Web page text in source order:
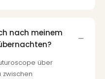
nach meinem
über
zwischen